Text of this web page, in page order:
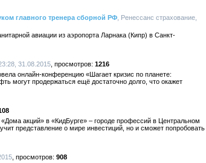
главного тренера сборной РФ , Ренессанс страхование,
авиации из аэропорта Ларнака (Кипр) в Санкт-
31.08.2015
1216
онлайн-конференцию «Шагает кризис по планете:
могут продержаться ещё достаточно долго, что окажет
акций» в «КидБурге» – городе профессий в Центральном
представление о мире инвестиций, но и сможет попробовать
908